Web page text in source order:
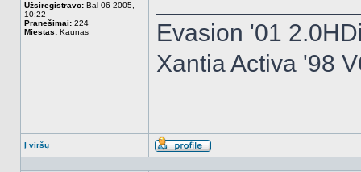
Užsiregistravo: Bal 06 2005,
10:22
Pranešimai: 224
Miestas: Kaunas
Evasion '01
Xantia Activa '98
Į viršų
Aprašymas